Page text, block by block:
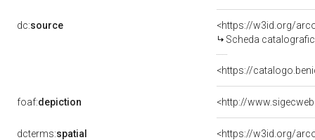
dc:source
<https://w3id.org/
Scheda
<https://
foaf:depiction <http://
dcterms:spatial
<https://w3id.org/